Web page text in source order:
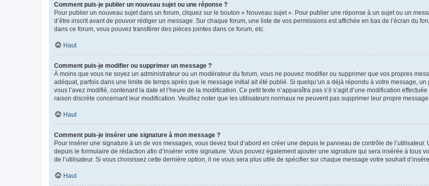
Comment puis-je publier un nouveau sujet ou une réponse ?
Pour publier un nouveau sujet dans un forum, cliquez sur le bouton « Nouveau sujet ». Pour publier une réponse à un sujet ou un
d’être inscrit avant de pouvoir rédiger un message. Sur chaque forum, une liste de vos permissions est affichée en bas de l’écran du
dans ce forum, vous pouvez transférer des pièces jointes dans ce forum, etc.
Haut
Comment puis-je modifier ou supprimer un message ?
À moins que vous ne soyez un administrateur ou un modérateur du forum, vous ne pouvez modifier ou supprimer que vos propres
adéquat, parfois dans une limite de temps après que le message initial ait été publié. Si quelqu’un a déjà répondu à votre message,
vous l’avez modifié, contenant la date et l’heure de la modification. Ce petit texte n’apparaîtra pas s’il s’agit d’une modification
raison discrète concernant leur modification. Veuillez noter que les utilisateurs normaux ne peuvent pas supprimer leur propre
Haut
Comment puis-je insérer une signature à mon message ?
Pour insérer une signature à un de vos messages, vous devez tout d’abord en créer une depuis le panneau de contrôle de
depuis le formulaire de rédaction afin d’insérer votre signature. Vous pouvez également ajouter une signature qui sera insérée à tous
de l’utilisateur. Si vous choisissez cette dernière option, il ne vous sera plus utile de spécifier sur chaque message votre souhait
Haut